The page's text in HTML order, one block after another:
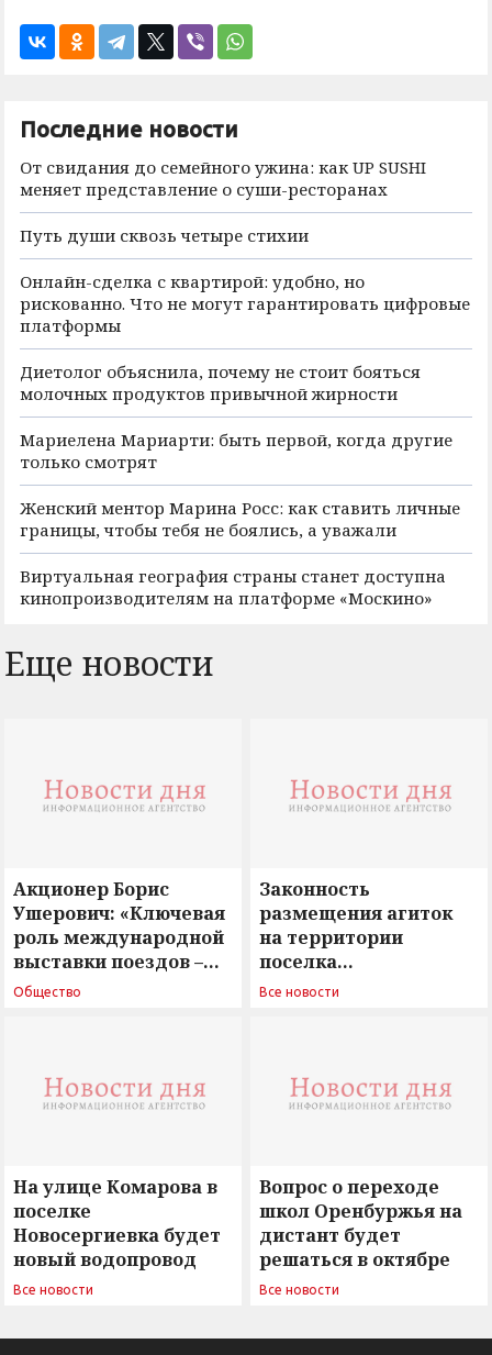
Последние новости
От свидания до семейного ужина: как UP SUSHI
меняет представление о суши-ресторанах
Путь души сквозь четыре стихии
Онлайн-сделка с квартирой: удобно, но
рискованно. Что не могут гарантировать цифровые
платформы
Диетолог объяснила, почему не стоит бояться
молочных продуктов привычной жирности
Мариелена Мариарти: быть первой, когда другие
только смотрят
Женский ментор Марина Росс: как ставить личные
границы, чтобы тебя не боялись, а уважали
Виртуальная география страны станет доступна
кинопроизводителям на платформе «Москино»
Еще новости
Акционер Борис
Ушерович: «Ключевая
роль международной
выставки поездов –
поиск ответов на
Общество
Законность
размещения агиток
на территории
поселка
Новосергиевка
Все новости
На улице Комарова в
поселке
Новосергиевка будет
новый водопровод
Все новости
Вопрос о переходе
школ Оренбуржья на
дистант будет
решаться в октябре
Все новости